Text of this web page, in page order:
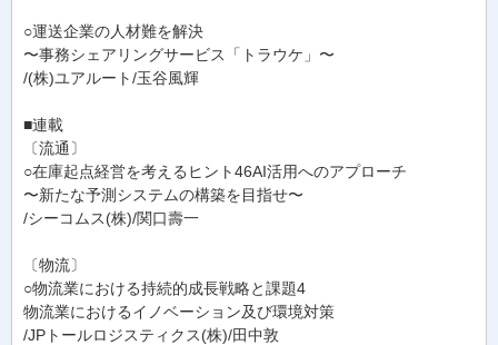
○運送企業の人材難を解決
〜事務シェアリングサービス「トラウケ」〜
/(株)ユアルート/玉谷風輝
■連載
〔流通〕
○在庫起点経営を考えるヒント46AI活用へのアプローチ
〜新たな予測システムの構築を目指せ〜
/シーコムス(株)/関口壽一
〔物流〕
○物流業における持続的成長戦略と課題4
物流業におけるイノベーション及び環境対策
/JPトールロジスティクス(株)/田中敦